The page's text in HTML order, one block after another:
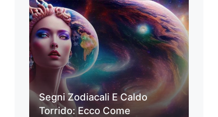
Segni Zodiacali E Caldo
Torrido: Ecco Come